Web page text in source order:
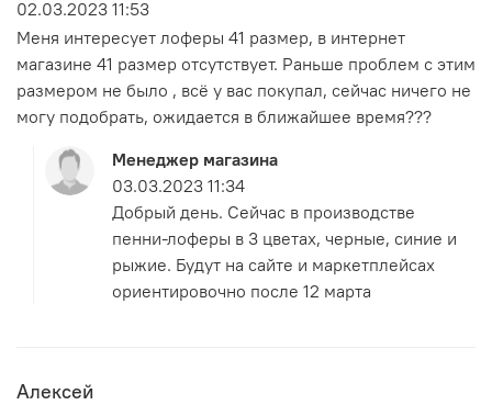
02.03.2023 11:53
Меня интересует лоферы 41 размер, в интернет
магазине 41 размер отсутствует. Раньше проблем с этим
размером не было , всё у вас покупал, сейчас ничего не
могу подобрать, ожидается в ближайшее время???
Менеджер магазина
03.03.2023 11:34
Добрый день. Сейчас в производстве
пенни-лоферы в 3 цветах, черные, синие и
рыжие. Будут на сайте и маркетплейсах
ориентировочно после 12 марта
Алексей